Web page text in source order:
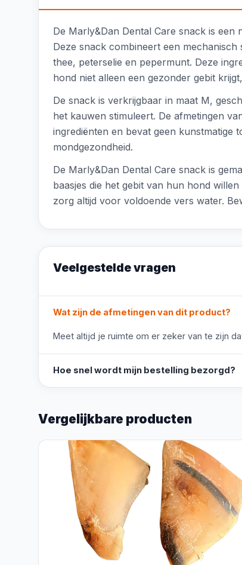
De Marly&Dan Dental Care snack is
Deze snack combineert een
thee, peterselie en pepermunt. Deze
hond niet alleen een gezonder gebit
De snack is verkrijgbaar in maat M,
het kauwen stimuleert. De afmetingen
ingrediënten en bevat geen kunstmatige
mondgezondheid.
De Marly&Dan Dental Care snack is
baasjes die het gebit van hun hond
zorg altijd voor voldoende vers water.
Veelgestelde vragen
Wat zijn de afmetingen van dit product?
Meet altijd je ruimte om er zeker van te zijn
Hoe snel wordt mijn bestelling bezorgd?
Vergelijkbare producten